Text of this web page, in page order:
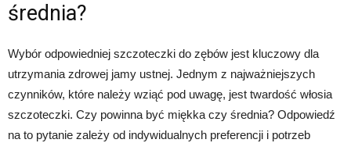
średnia?
Wybór odpowiedniej szczoteczki do zębów jest kluczowy dla
utrzymania zdrowej jamy ustnej. Jednym z najważniejszych
czynników, które należy wziąć pod uwagę, jest twardość włosia
szczoteczki. Czy powinna być miękka czy średnia? Odpowiedź
na to pytanie zależy od indywidualnych preferencji i potrzeb